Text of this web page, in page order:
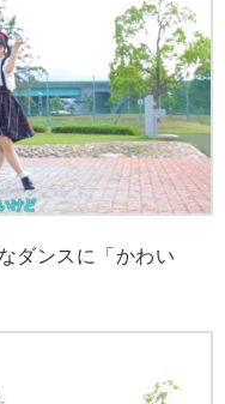
ダンスに「かわい